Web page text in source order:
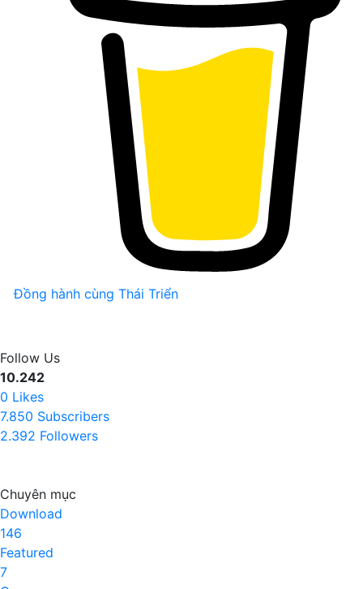
Đồng hành cùng Thái Triển
Follow Us
10.242
0 Likes
7.850 Subscribers
2.392 Followers
Chuyên mục
Download
146
Featured
7